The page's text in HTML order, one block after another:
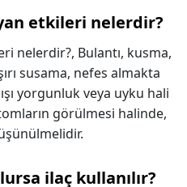
yan etkileri nelerdir?
nelerdir?, Bulantı, kusma,
susama, nefes almakta
yorgunluk veya uyku hali
görülmesi halinde,
ilaç kullanılır?